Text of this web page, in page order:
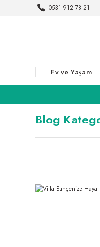
0531 912 78 21
Ev ve Yaşam
Blog